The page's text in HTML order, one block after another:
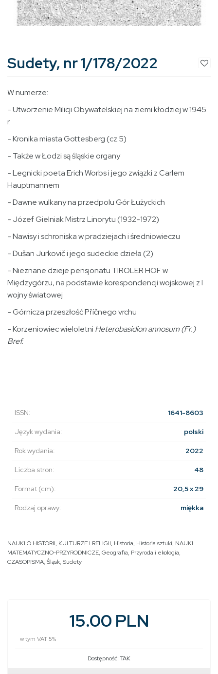
Sudety, nr 1/178/2022
W numerze:
- Utworzenie Milicji Obywatelskiej na ziemi kłodziej w 1945
r.
- Kronika miasta Gottesberg (cz.5)
- Także w Łodzi są śląskie organy
- Legnicki poeta Erich Worbs i jego związki z Carlem
Hauptmannem
- Dawne wulkany na przedpolu Gór Łużyckich
- Józef Gielniak Mistrz Linorytu (1932-1972)
- Nawisy i schroniska w pradziejach i średniowieczu
- Dušan Jurkovič i jego sudeckie dzieła (2)
- Nieznane dzieje pensjonatu TIROLER HOF w
Międzygórzu, na podstawie korespondencji wojskowej z I
wojny światowej
- Górnicza przeszłość Příčnego vrchu
- Korzeniowiec wieloletni Heterobasidion annosum (Fr.)
Bref.
ISSN: 1641-8603
Język wydania: polski
Rok wydania: 2022
Liczba stron: 48
Format (cm): 20,5 x 29
Rodzaj oprawy: miękka
NAUKI O HISTORII, KULTURZE I RELIGII, Historia, Historia sztuki, NAUKI
MATEMATYCZNO-PRZYRODNICZE, Geografia, Przyroda i ekologia,
CZASOPISMA, Śląsk, Sudety
15.00 PLN
w tym VAT 5%
Dostępność: TAK